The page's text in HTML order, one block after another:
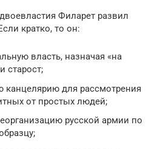
Филарет развил
кратко, то он:
власть, назначая «на
старост;
канцелярию для рассмотрения
от простых людей;
русской армии по